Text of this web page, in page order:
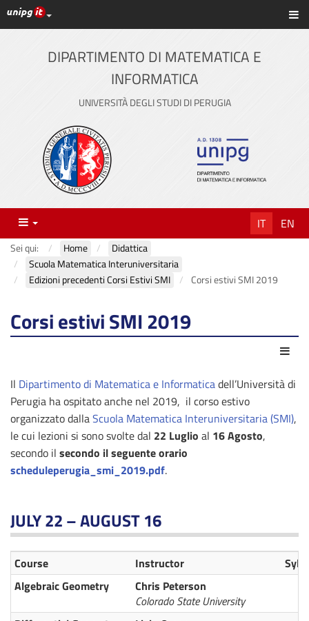
Vai
al
contenuto
principale
Link ai principali servizi web di Ateneo
DIPARTIMENTO DI MATEMATICA E
INFORMATICA
UNIVERSITÀ DEGLI STUDI DI PERUGIA
Menu IT EN
Sei qui: Home
Didattica
Scuola Matematica Interuniversitaria
Edizioni precedenti Corsi Estivi SMI
Corsi estivi SMI 2019
Corsi estivi SMI 2019
Il Dipartimento di Matematica e Informaticadell’Università di
Perugia ha ospitato anche nel 2019, il corso estivo
organizzato dallaScuola Matematica Interuniversitaria (SMI),
le cui lezioni si sono svolte dal 22 Luglio al 16 Agosto,
secondo il secondo il seguente orario
scheduleperugia_smi_2019.pdf.
JULY 22 – AUGUST 16
Course Instructor
Algebraic Geometry
Chris Peterson
Colorado State University